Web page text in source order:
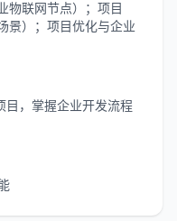
物联网节点）；项目
景）；项目优化与企业
目，掌握企业开发流程